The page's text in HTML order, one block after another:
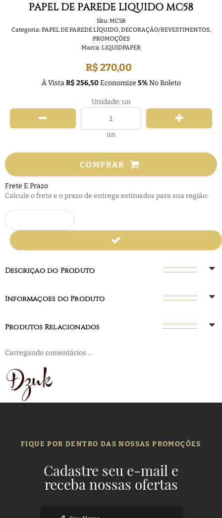
PAPEL DE PAREDE LIQUIDO MC58
Sku: MC58
Categoria: PAPEL DE PAREDE LÍQUIDO,DECORAÇÃO/REVESTIMENTOS,
PROMOÇÕES
Marca: LIQUIDPAPER
R$ 270,00
À VistaR$ 256,50Economize 5%No Boleto
Unidade: un
un
COMPRAR
Frete E Prazo
Calcule o frete e o prazo de entrega estimados para sua região:
Descrição do Produto
Informações do Produto
Produtos Relacionados
Carregando comentários ...
FIQUE POR DENTRO DAS NOSSAS PROMOÇÕES
Cadastre seu e-mail e
receba nossas ofertas